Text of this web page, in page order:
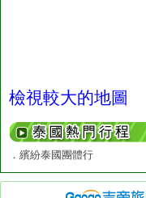
檢視較大的地圖
． 繽紛泰國團體行